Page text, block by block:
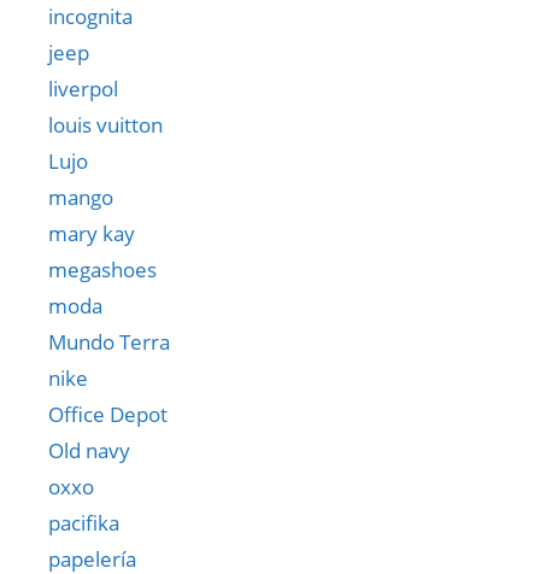
incognita
jeep
liverpol
louis vuitton
Lujo
mango
mary kay
megashoes
moda
Mundo Terra
nike
Office Depot
Old navy
oxxo
pacifika
papelería